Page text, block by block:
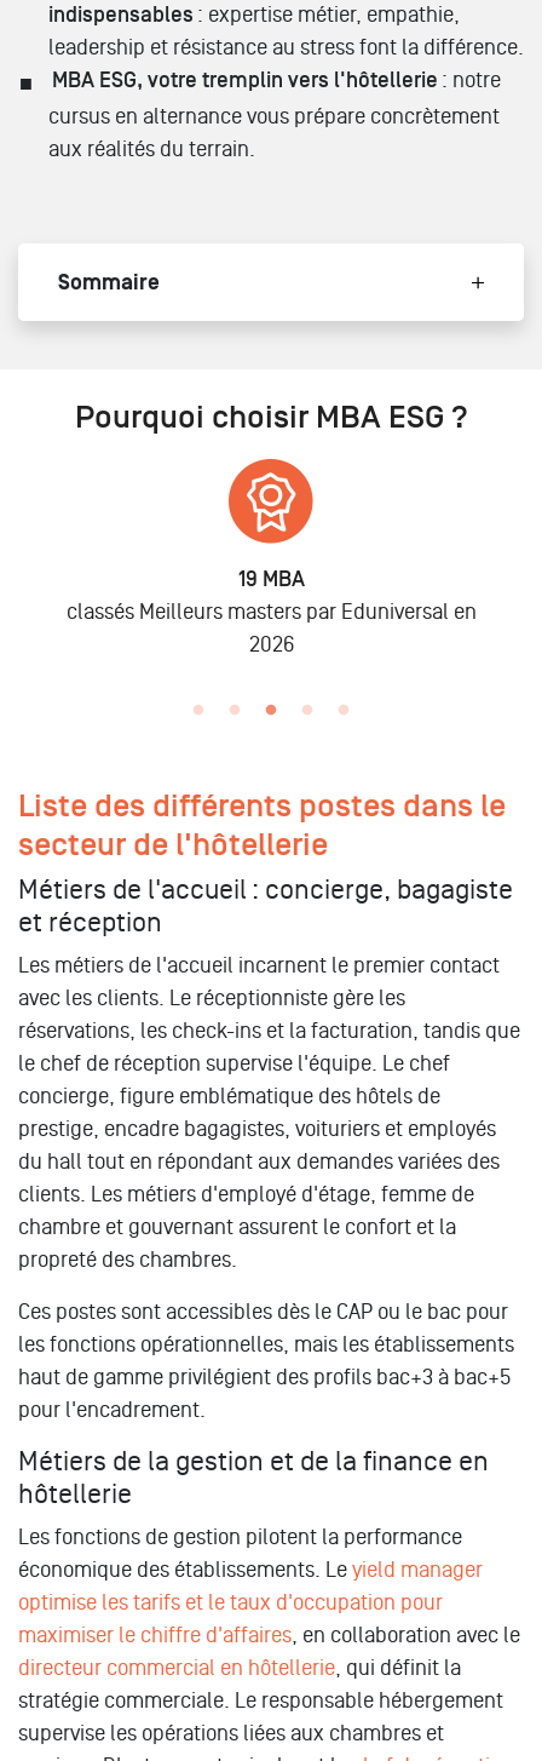
indispensables : expertise métier, empathie,
leadership et résistance au stress font la différence.
MBA ESG, votre tremplin vers l'hôtellerie : notre
cursus en alternance vous prépare concrètement
aux réalités du terrain.
Sommaire
Pourquoi choisir MBA ESG ?
19 MBA
classés Meilleurs masters par Eduniversal en
2026
Liste des différents postes dans le
secteur de l'hôtellerie
Métiers de l'accueil : concierge, bagagiste
et réception
Les métiers de l'accueil incarnent le premier contact
avec les clients. Le réceptionniste gère les
réservations, les check-ins et la facturation, tandis que
le chef de réception supervise l'équipe. Le chef
concierge, figure emblématique des hôtels de
prestige, encadre bagagistes, voituriers et employés
du hall tout en répondant aux demandes variées des
clients. Les métiers d'employé d'étage, femme de
chambre et gouvernant assurent le confort et la
propreté des chambres.
Ces postes sont accessibles dès le CAP ou le bac pour
les fonctions opérationnelles, mais les établissements
haut de gamme privilégient des profils bac+3 à bac+5
pour l'encadrement.
Métiers de la gestion et de la finance en
hôtellerie
Les fonctions de gestion pilotent la performance
économique des établissements. Le yield manager
optimise les tarifs et le taux d'occupation pour
maximiser le chiffre d'affaires, en collaboration avec le
directeur commercial en hôtellerie, qui définit la
stratégie commerciale. Le responsable hébergement
supervise les opérations liées aux chambres et